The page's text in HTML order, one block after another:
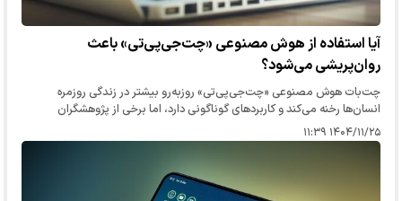
آیا استفاده از هوش مصنوعی «چت‌جی‌پی‌تی» باعث
روان‌پریشی می‌شود؟
چت‌بات هوش مصنوعی «چت‌جی‌پی‌تی» روزبه‌رو بیشتر در زندگی روزمره
انسان‌ها رخنه می‌کند و کاربرد‌های گوناگونی دارد، اما برخی از پژوهشگران
معتقدند که استفاده زیاد از این چت‌بات با افزایش پریشانی‌های…
۱۴۰۴/۱۱/۲۵ ۱۱:۳۹